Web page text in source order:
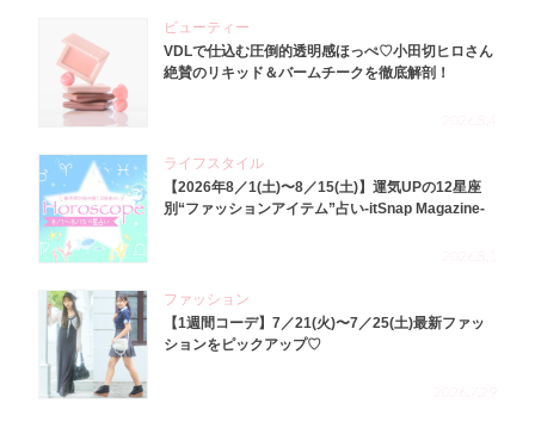
ビューティー
VDLで仕込む圧倒的透明感ほっぺ♡小田切ヒロさん
絶賛のリキッド＆バームチークを徹底解剖！
ライフスタイル
【2026年8／1(土)〜8／15(土)】運気UPの12星座
別“ファッションアイテム”占い-itSnap Magazine-
ファッション
【1週間コーデ】7／21(火)〜7／25(土)最新ファッ
ションをピックアップ♡